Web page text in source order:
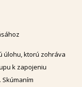
úlohu, ktorú zohráva
k zapojeniu